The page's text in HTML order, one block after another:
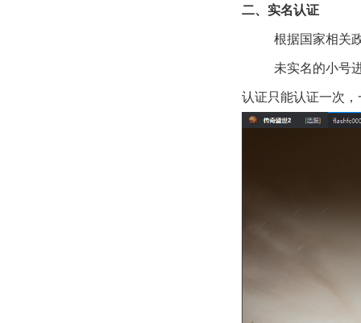
二、 实名认证
根据国家相关
未实名的小号
认证只能认证一次